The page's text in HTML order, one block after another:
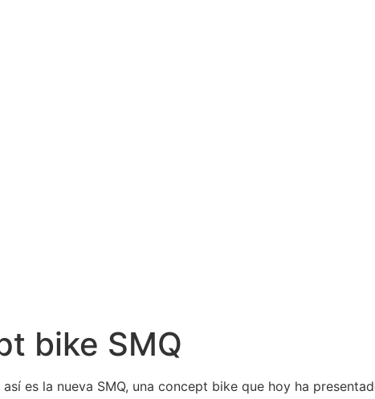
bike SMQ
es la nueva SMQ, una concept bike que hoy ha